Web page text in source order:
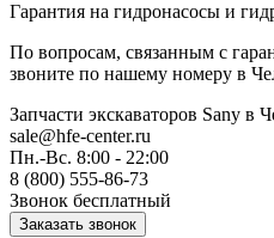
Гарантия на гидронасосы и
По вопросам, связанным с
звоните по нашему номеру в
Запчасти экскаваторов Sany в
sale@hfe-center.ru
Пн.-Вс. 8:00 - 22:00
8 (800) 555-86-73
Звонок бесплатный